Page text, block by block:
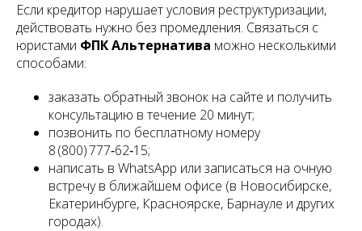
Если кредитор нарушает условия реструктуризации,
действовать нужно без промедления. Связаться с
юристами ФПК Альтернатива можно несколькими
способами:
заказать обратный звонок на сайте и получить
консультацию в течение 20 минут;
позвонить по бесплатному номеру
8 (800) 777‑62‑15;
написать в WhatsApp или записаться на очную
встречу в ближайшем офисе (в Новосибирске,
Екатеринбурге, Красноярске, Барнауле и других
городах).